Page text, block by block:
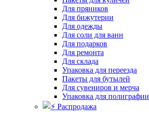
Для пряников
Для бижутерии
Для одежды
Для соли для ванн
Для подарков
Для ремонта
Для склада
Упаковка для переезда
Пакеты для бутылей
Для сувениров и мерча
Упаковка для полиграфии